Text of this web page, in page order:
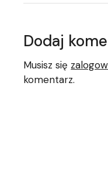
Dodaj
Musisz się
komentarz.